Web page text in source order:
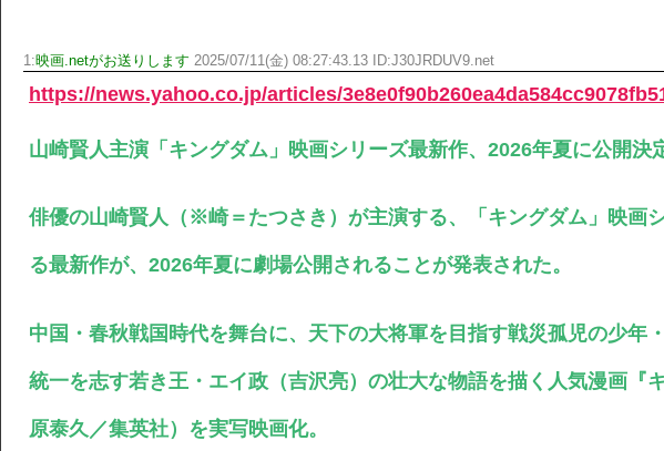
1:映画.netがお送りします 2025/07/11(金) 08:27:43.13 ID:J30JRDUV9.net
https://news.yahoo.co.jp/articles/
山崎賢人主演「キングダム」映画シリーズ最新作、2026年夏に公開決
俳優の山崎賢人（※崎＝たつさき）が主演する、「キングダム」映画
る最新作が、2026年夏に劇場公開されることが発表された。
中国・春秋戦国時代を舞台に、天下の大将軍を目指す戦災孤児の少年
統一を志す若き王・エイ政（吉沢亮）の壮大な物語を描く人気漫画『
原泰久／集英社）を実写映画化。